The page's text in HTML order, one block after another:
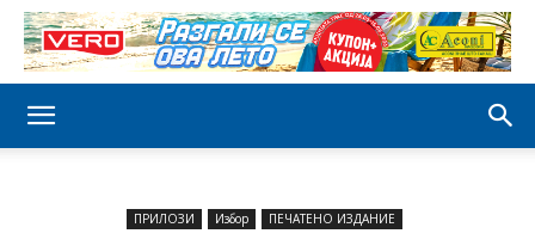
ПРИЛОЗИ Избор ПЕЧАТЕНО ИЗДАНИЕ